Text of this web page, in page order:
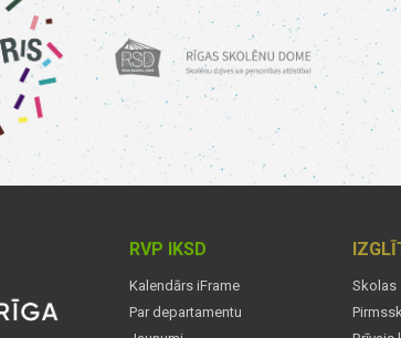
RVP IKSD
Kalendārs iFrame
Par departamentu
Skolas